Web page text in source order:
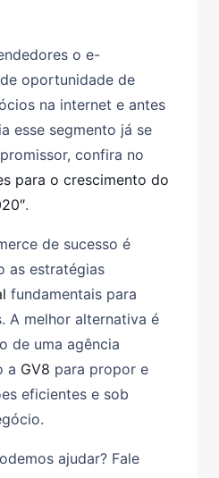
o e-
oportunidade de
na internet e antes
esse segmento já se
confira no
para o crescimento do
.
de sucesso é
as estratégias
fundamentais para
A melhor alternativa é
de uma agência
a GV8 para propor e
eficientes e sob
ajudar? Fale